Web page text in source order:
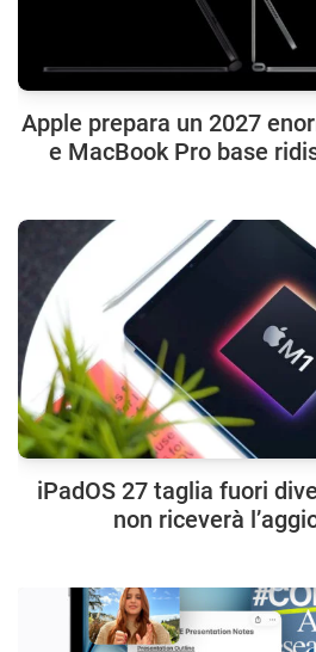
Apple prepara un 2027
e MacBook Pro base
iPadOS 27 taglia fuori
non riceverà